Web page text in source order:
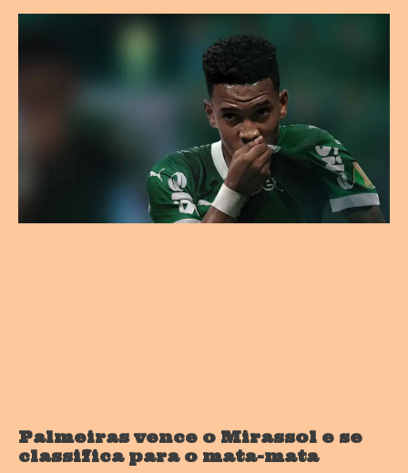
Palmeiras vence o Mirassol e se
classifica para o mata-mata